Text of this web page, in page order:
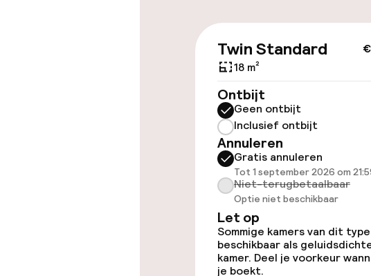
Parkeergelegenheid
terrein (binnen)
DKK 320,00 per dag
Openbaar parkeren
Toegankelijkheid
Overal
Lift
Twin Standard
18 m²
Ontbijt
Geen ontbijt
Inclusief ontbijt
Annuleren
Gratis annuleren
Tot 1 september 2026 om
Niet-terugbetaalbaar
Optie niet beschikbaar
Let op
Sommige kamers van dit
beschikbaar als
kamer. Deel je voorkeur
je boekt.